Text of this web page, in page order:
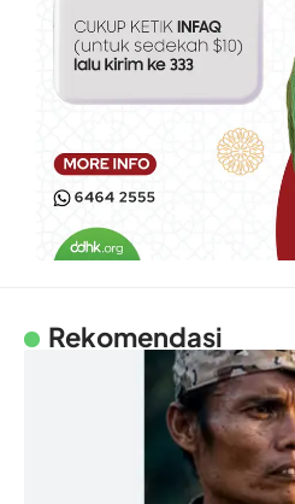
Rekomendasi